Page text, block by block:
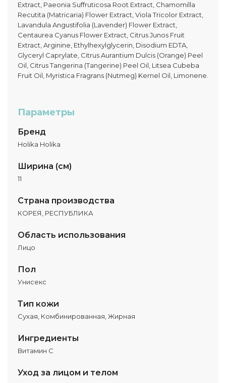
Extract, Paeonia Suffruticosa Root Extract, Chamomilla
Recutita (Matricaria) Flower Extract, Viola Tricolor Extract,
Lavandula Angustifolia (Lavender) Flower Extract,
Centaurea Cyanus Flower Extract, Citrus Junos Fruit
Extract, Arginine, Ethylhexylglycerin, Disodium EDTA,
Glyceryl Caprylate, Citrus Aurantium Dulcis (Orange) Peel
Oil, Citrus Tangerina (Tangerine) Peel Oil, Litsea Cubeba
Fruit Oil, Myristica Fragrans (Nutmeg) Kernel Oil, Limonene.
Параметры
Бренд
Holika Holika
Ширина (см)
11
Страна производства
КОРЕЯ, РЕСПУБЛИКА
Область использования
Лицо
Пол
Унисекс
Тип кожи
Сухая, Комбинированная, Жирная
Ингредиенты
Витамин С
Уход за лицом и телом